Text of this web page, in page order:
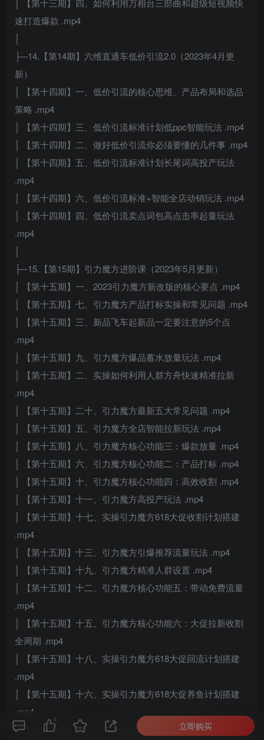
│ 【第十三期】四、如何利用万相台三部曲和超级短视频快
速打造爆款 .mp4
├─14.【第14期】六维直通车低价引流2.0（2023年4月更
新）
│ 【第十四期】一、低价引流的核心思维、产品布局和选品
策略 .mp4
│ 【第十四期】三、低价引流标准计划低ppc智能玩法 .mp4
│ 【第十四期】二、做好低价引流你必须要懂的几件事 .mp4
│ 【第十四期】五、低价引流标准计划长尾词高投产玩法
.mp4
│ 【第十四期】六、低价引流标准+智能全店动销玩法 .mp4
│ 【第十四期】四、低价引流卖点词包高点击率起量玩法
.mp4
├─15.【第15期】引力魔方进阶课（2023年5月更新）
│ 【第十五期】一、2023引力魔方新改版的核心要点 .mp4
│ 【第十五期】七、引力魔方产品打标实操和常见问题 .mp4
│ 【第十五期】三、新品飞车起新品一定要注意的5个点
.mp4
│ 【第十五期】九、引力魔方爆品蓄水放量玩法 .mp4
│ 【第十五期】二、实操如何利用人群方舟快速精准拉新
.mp4
│ 【第十五期】二十、引力魔方最新五大常见问题 .mp4
│ 【第十五期】五、引力魔方全店智能拉新玩法 .mp4
│ 【第十五期】八、引力魔方核心功能三：爆款放量 .mp4
│ 【第十五期】六、引力魔方核心功能二：产品打标 .mp4
│ 【第十五期】十、引力魔方核心功能四：高效收割 .mp4
│ 【第十五期】十一、引力魔方高投产玩法 .mp4
│ 【第十五期】十七、实操引力魔方618大促收割计划搭建
.mp4
│ 【第十五期】十三、引力魔方引爆推荐流量玩法 .mp4
│ 【第十五期】十九、引力魔方精准人群设置 .mp4
│ 【第十五期】十二、引力魔方核心功能五：带动免费流量
.mp4
│ 【第十五期】十五、引力魔方核心功能六：大促拉新收割
全周期 .mp4
│ 【第十五期】十八、实操引力魔方618大促回流计划搭建
.mp4
│ 【第十五期】十六、实操引力魔方618大促养鱼计划搭建
.mp4
│ 【第十五期】十四、引力魔方引爆自然搜索流量玩法 .mp4
4
立即购买